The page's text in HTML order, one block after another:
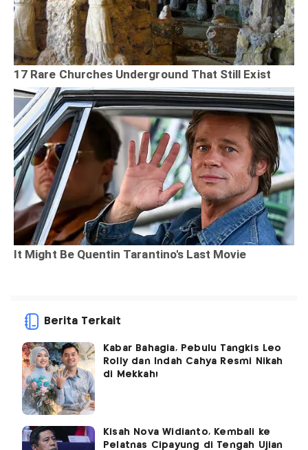
Berita Terkait
Kabar Bahagia, Pebulu Tangkis Leo
Rolly dan Indah Cahya Resmi Nikah
di Mekkah!
Kisah Nova Widianto, Kembali ke
Pelatnas Cipayung di Tengah Ujian